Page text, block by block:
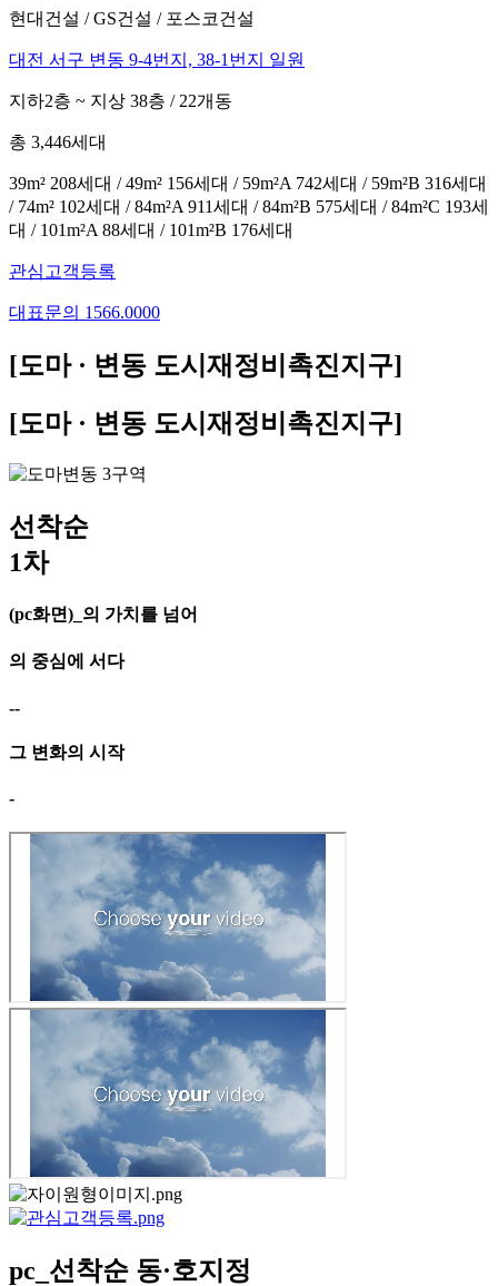
현대건설 / GS건설 / 포스코건설
대전 서구 변동 9-4번지, 38-1번지 일원
지하2층 ~ 지상 38층 / 22개동
총 3,446세대
39m² 208세대 / 49m² 156세대 / 59m²A 742세대 / 59m²B 316세대
/ 74m² 102세대 / 84m²A 911세대 / 84m²B 575세대 / 84m²C 193세
대 / 101m²A 88세대 / 101m²B 176세대
관심고객등록
대표문의 1566.0000
[도마 · 변동 도시재정비촉진지구]
[도마 · 변동 도시재정비촉진지구]
선착순
1차
(pc화면)_의 가치를 넘어
의 중심에 서다
--
그 변화의 시작
-
pc_선착순 동·호지정